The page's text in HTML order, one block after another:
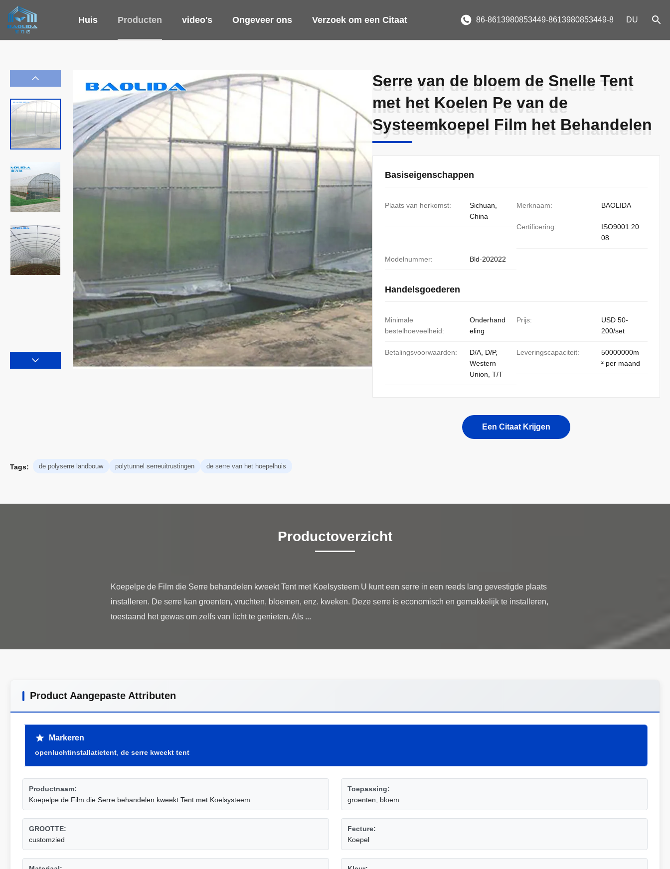
Huis Producten video's Ongeveer ons Verzoek om een Citaat 86-8613980853449-8613980853449-8 DU
Serre van de bloem de Snelle Tent
met het Koelen Pe van de
Systeemkoepel Film het Behandelen
Serre van de bloem de Snelle Tent
met het Koelen Pe van de
Systeemkoepel Film het Behandelen
Basiseigenschappen
Plaats van herkomst:
Sichuan,
China
Merknaam: BAOLIDA
Certificering:
ISO9001:20
08
Modelnummer: Bld-202022
Handelsgoederen
Minimale
bestelhoeveelheid:
Onderhand
eling
Prijs:
USD 50-
200/set
Betalingsvoorwaarden:
D/A, D/P,
Western
Union, T/T
Leveringscapaciteit:
50000000m
² per maand
Een Citaat Krijgen
Tags: de polyserre landbouw polytunnel serreuitrustingen de serre van het hoepelhuis
Productoverzicht
Koepelpe de Film die Serre behandelen kweekt Tent met Koelsysteem U kunt een serre in een reeds lang gevestigde plaats
installeren. De serre kan groenten, vruchten, bloemen, enz. kweken. Deze serre is economisch en gemakkelijk te installeren,
Product Aangepaste Attributen
Markeren
openluchtinstallatietent de serre kweekt tent
Productnaam:
Koepelpe de Film die Serre behandelen kweekt Tent met Koelsysteem
Toepassing:
groenten, bloem
GROOTTE:
customzied
Fecture:
Koepel